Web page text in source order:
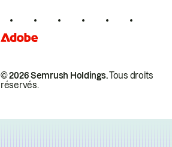
© 2026 Semrush Holdings.Tous droits
réservés.